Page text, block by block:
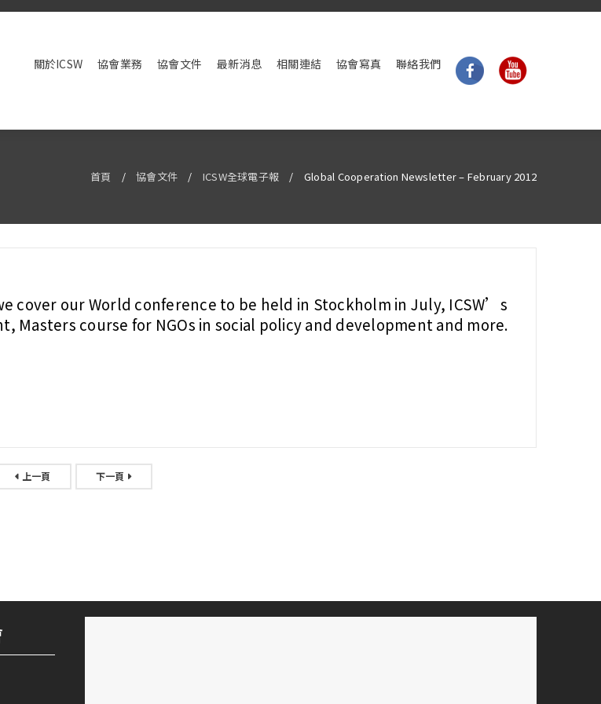
關於ICSW 協會業務 協會文件 最新消息 相關連結 協會寫真 聯絡我們
首頁 / 協會文件 / ICSW全球電子報 / Global Cooperation Newsletter – February 2012
cover our World conference to be held in Stockholm in July, ICSW’s
Masters course for NGOs in social policy and development and more.
上一頁 下一頁